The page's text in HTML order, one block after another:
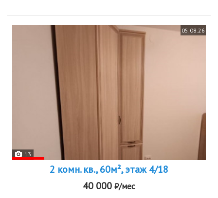
05.08.26
13
2 комн. кв., 60м², этаж 4/18
40 000 ₽/мес